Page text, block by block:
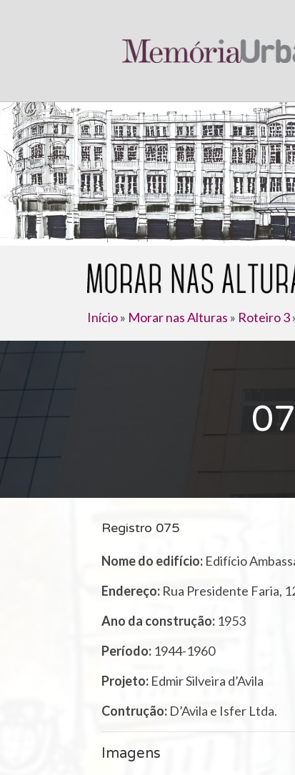
Início» Morar nas Alturas » Roteiro 3
Registro 075
Nome do edifício: Edifício
Endereço: Rua Presidente Faria,
Ano da construção: 1953
Período: 1944-1960
Projeto: Edmir Silveira d’Avila
Contrução: D’Avila e Isfer Ltda.
Imagens